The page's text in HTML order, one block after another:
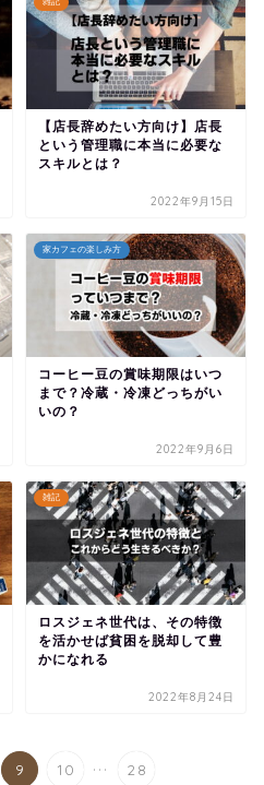
【店長辞めたい方向け】店長
という管理職に本当に必要な
スキルとは？
2022年9月15日
家カフェの楽しみ方
コーヒー豆の賞味期限はいつ
まで？冷蔵・冷凍どっちがい
いの？
2022年9月6日
雑記
ロスジェネ世代は、その特徴
を活かせば貧困を脱却して豊
かになれる
2022年8月24日
9 10 ... 28